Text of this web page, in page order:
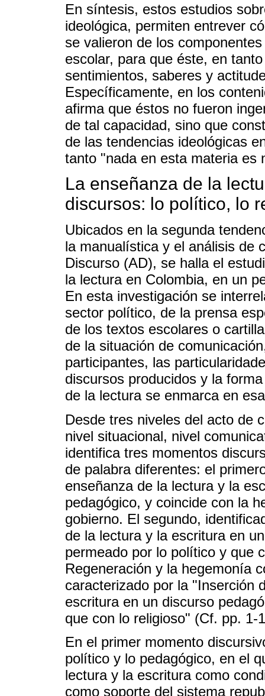
En síntesis, estos estudios
ideológica, permiten entrever
se valieron de los
escolar, para que éste, en
sentimientos, saberes y
Específicamente, en los
afirma que éstos no fueron
de tal capacidad, sino que
de las tendencias ideológicas
tanto "nada en esta materia es
La enseñanza de la
discursos: lo político, lo
Ubicados en la segunda
la manualística y el análisis de
Discurso (AD), se halla el
la lectura en Colombia, en un
En esta investigación se
sector político, de la prensa
de los textos escolares o
de la situación de
participantes, las
discursos producidos y la
de la lectura se enmarca en
Desde tres niveles del acto de
nivel situacional, nivel
identifica tres momentos
de palabra diferentes: el
enseñanza de la lectura y la
pedagógico, y coincide con la
gobierno. El segundo,
de la lectura y la escritura en
permeado por lo político y que
Regeneración y la hegemonía
caracterizado por la "Inserción
escritura en un discurso
que con lo religioso" (Cf. pp. 1-
En el primer momento
político y lo pedagógico, en el
lectura y la escritura como
como soporte del sistema